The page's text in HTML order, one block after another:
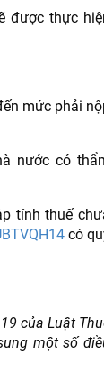
được thực
mức phải
nước có
tính thuế
có
của Luật
một số